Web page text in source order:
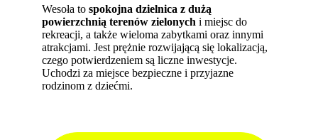
Wesoła tospokojna dzielnica z dużą
powierzchnią terenów zielonych i miejsc do
rekreacji, a także wieloma zabytkami oraz innymi
atrakcjami. Jest prężnie rozwijającą się lokalizacją,
czego potwierdzeniem są liczne inwestycje.
Uchodzi za miejsce bezpieczne i przyjazne
rodzinom z dziećmi.